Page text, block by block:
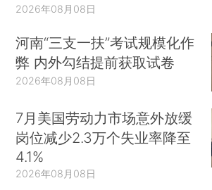
2026年08月08日
河南“三支一扶”考试规模化作
弊 内外勾结提前获取试卷
2026年08月08日
7月美国劳动力市场意外放缓
岗位减少2.3万个失业率降至
4.1%
2026年08月08日